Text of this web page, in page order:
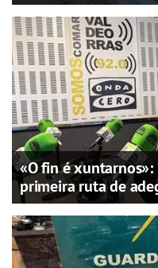
«O fin é xuntarnos»:
primeira ruta de